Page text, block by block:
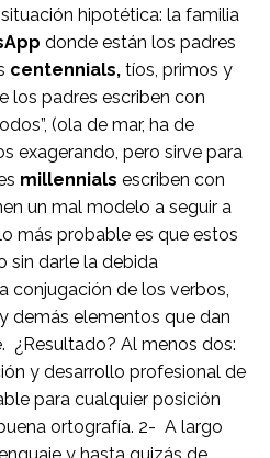
hipotética: la familia
donde están los padres
centennials, tíos, primos y
los padres escriben con
(ola de mar, ha de
exagerando, pero sirve para
millennials escriben con
un mal modelo a seguir a
más probable es que estos
sin darle la debida
conjugación de los verbos,
demás elementos que dan
¿Resultado? Al menos dos:
y desarrollo profesional de
para cualquier posición
ortografía. 2- A largo